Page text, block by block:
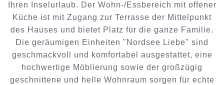
Ihren Inselurlaub. Der Wohn-/Essbereich mit offener
Küche ist mit Zugang zur Terrasse der Mittelpunkt
des Hauses und bietet Platz für die ganze Familie.
Die geräumigen Einheiten "Nordsee Liebe" sind
geschmackvoll und komfortabel ausgestattet, eine
hochwertige Möblierung sowie der großzügig
geschnittene und helle Wohnraum sorgen für echte